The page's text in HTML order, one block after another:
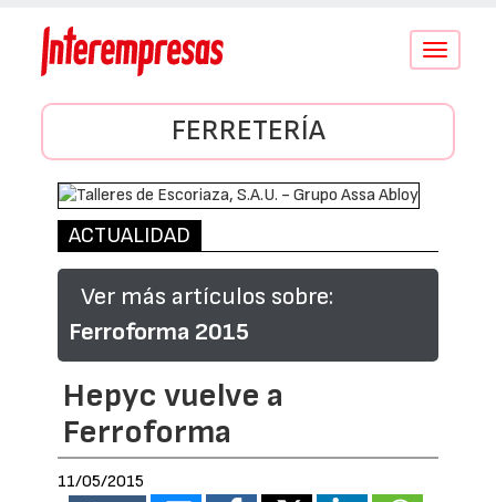
Conmutar
FERRETERÍA
ACTUALIDAD
Ver más artículos sobre:
Ferroforma 2015
Hepyc vuelve a
Ferroforma
11/05/2015